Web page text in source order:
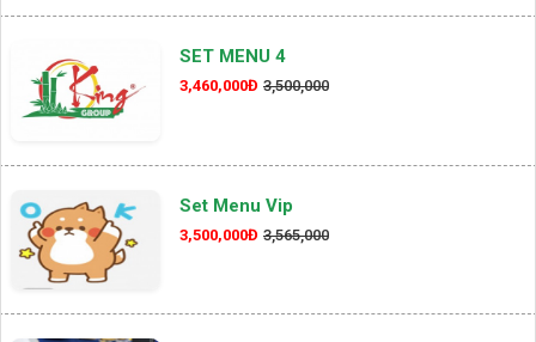
SET MENU 4
3,460,000Đ 3,500,000
Set Menu Vip
3,500,000Đ 3,565,000